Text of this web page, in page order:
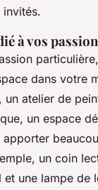
à vos
dans votre
un atelier de
un espace
apporter
un coin
une lampe de